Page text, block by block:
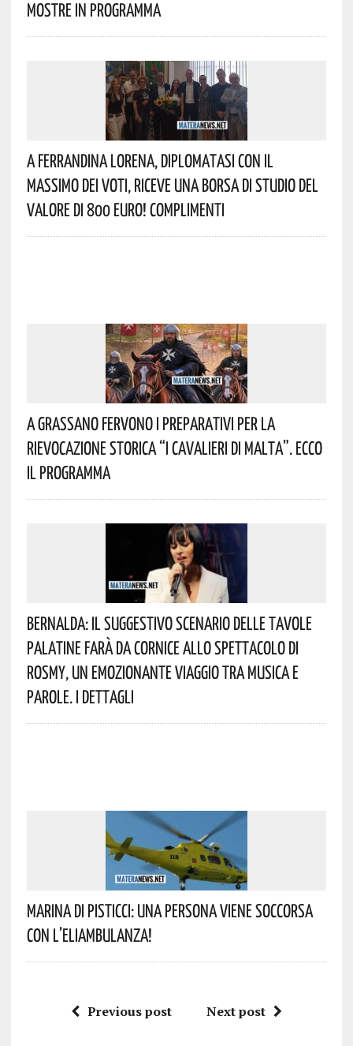
Mostre In Programma
A Ferrandina Lorena, Diplomatasi Con Il
Massimo Dei Voti, Riceve Una Borsa Di Studio Del
Valore Di 800 Euro! Complimenti
A Grassano Fervono I Preparativi Per La
Rievocazione Storica “I CAVALIERI DI MALTA”. Ecco
Il Programma
Bernalda: Il Suggestivo Scenario Delle Tavole
Palatine Farà Da Cornice Allo Spettacolo Di
Rosmy, Un Emozionante Viaggio Tra Musica E
Parole. I Dettagli
Marina Di Pisticci: Una Persona Viene Soccorsa
Con L’eliambulanza!
Previous post Next post